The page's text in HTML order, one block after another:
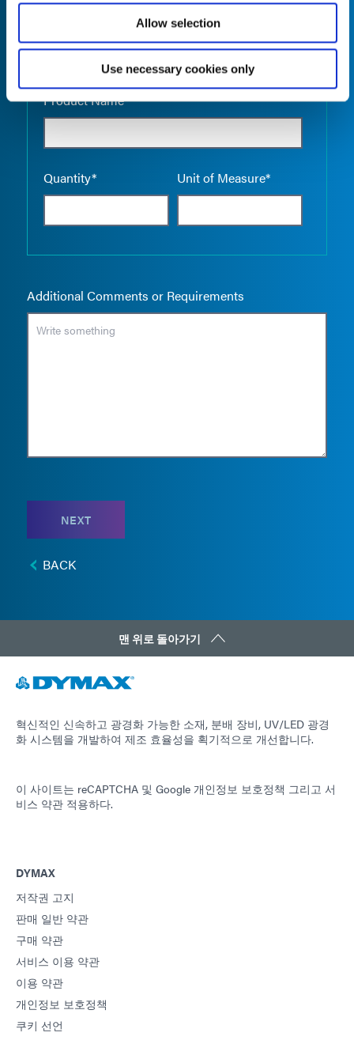
Allow selection
Use necessary cookies only
Product Name*
Quantity* Unit of Measure*
Empty
Additional Comments or Requirements
NEXT
BACK
맨 위로 돌아가기
혁신적인 신속하고 광경화 가능한 소재, 분배 장비, UV/LED 광경
화 시스템을 개발하여 제조 효율성을 획기적으로 개선합니다.
이 사이트는 reCAPTCHA 및 Google 개인정보 보호정책 그리고 서
비스 약관 적용하다.
DYMAX
저작권 고지
판매 일반 약관
구매 약관
서비스 이용 약관
이용 약관
개인정보 보호정책
쿠키 선언